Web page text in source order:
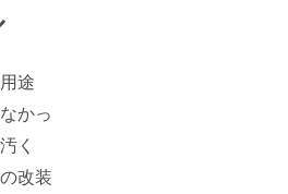
途
かっ
く
改装